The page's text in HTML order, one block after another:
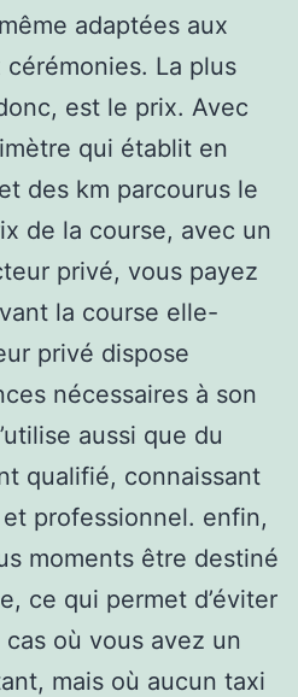
adaptées aux
La plus
est le prix. Avec
qui établit en
des km parcourus le
de la course, avec un
privé, vous payez
la course elle-
privé dispose
nécessaires à son
aussi que du
qualifié, connaissant
professionnel. enfin,
moments être destiné
ce qui permet d’éviter
où vous avez un
mais où aucun taxi